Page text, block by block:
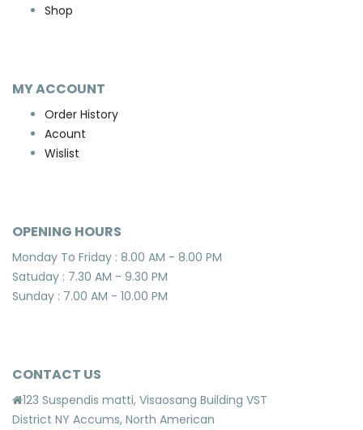
Shop
MY ACCOUNT
Order History
Acount
Wislist
OPENING HOURS
Monday To Friday : 8.00 AM - 8.00 PM
Satuday : 7.30 AM - 9.30 PM
Sunday : 7.00 AM - 10.00 PM
CONTACT US
123 Suspendis matti, Visaosang Building VST
District NY Accums, North American